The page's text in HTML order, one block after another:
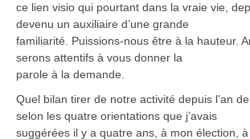
ce lien visio qui pourtant dans la vraie vie,
devenu un auxiliaire d’une grande
familiarité. Puissions-nous être à la hauteur.
serons attentifs à vous donner la
parole à la demande.
Quel bilan tirer de notre activité depuis l’an
selon les quatre orientations que j’avais
suggérées il y a quatre ans, à mon élection,